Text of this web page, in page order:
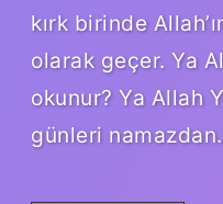
kırk birinde
olarak geçer. Ya
okunur? Ya Allah
günleri